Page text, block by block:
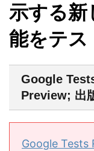
示する新
能をテス
Google
Preview; 出
Google Tests